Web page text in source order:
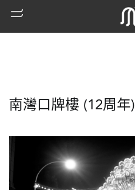
熱
南灣口牌樓 (12周年)